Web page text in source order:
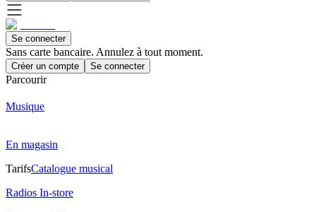
Se connecter
Sans carte bancaire. Annulez à tout moment.
Créer un compte Se connecter
Parcourir
Musique
En magasin
TarifsCatalogue musical
Radios In-store